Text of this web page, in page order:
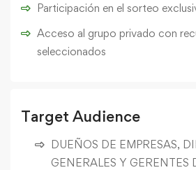
Participación en el sorteo
Acceso al grupo privado con
seleccionados
Target Audience
DUEÑOS DE EMPRESAS,
GENERALES Y GERENTES